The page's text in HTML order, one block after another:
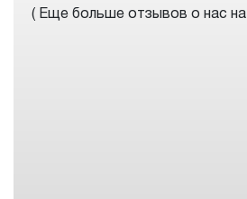
( Еще больше отзывов о нас на